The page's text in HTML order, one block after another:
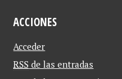
ACCIONES
Acceder
RSS de las entradas